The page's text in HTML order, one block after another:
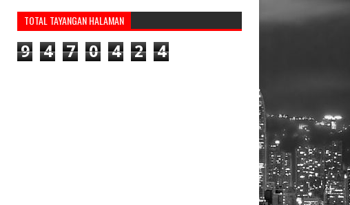
TOTAL TAYANGAN HALAMAN
9 4 7 0 4 2 4